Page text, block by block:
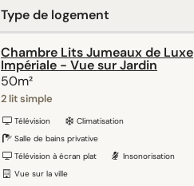
Type de logement
Chambre Lits Jumeaux de Luxe
Impériale - Vue sur Jardin
50m²
2 lit simple
Télévision
Climatisation
Salle de bains privative
Télévision à écran plat
Insonorisation
Vue sur la ville